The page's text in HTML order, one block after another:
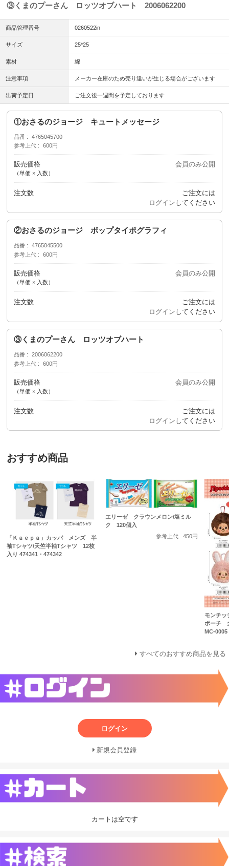
③くまのプーさん ロッツオブハート 2006062200
商品管理番号 0260522in
サイズ 25*25
素材 綿
注意事項 メーカー在庫のため売り違いが生じる場合がございます
出荷予定日 ご注文後一週間を予定しております
①おさるのジョージ キュートメッセージ
品番
4765045700
参考上代
600円
販売価格
（単価 × 入数）
会員のみ公開
注文数
ご注文には
ログイン してください
②おさるのジョージ ポップタイポグラフィ
品番
4765045500
参考上代
600円
販売価格
（単価 × 入数）
会員のみ公開
注文数
ご注文には
ログイン してください
③くまのプーさん ロッツオブハート
品番
2006062200
参考上代
600円
販売価格
（単価 × 入数）
会員のみ公開
注文数
ご注文には
ログイン してください
おすすめ商品
「Ｋａｅｐａ」カッパ メンズ 半
袖Tシャツ/天竺半袖Tシャツ 12枚
入り 474341・474342
エリーゼ クラウンメロン/塩ミル
ク 120個入
参考上代
450円
モンチ
ポーチ
MC-0005
すべてのおすすめ商品を見る
ログイン
新規会員登録
カートは空です